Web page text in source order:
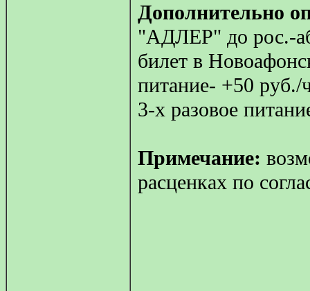
Дополнительно
"АДЛЕР" до рос.-
билет в
питание- +50 руб./
3-х разовое
Примечание:
расценках по